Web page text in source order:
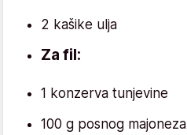
2 kašike ulja
Za fil:
1 konzerva tunjevine
100 g posnog majoneza